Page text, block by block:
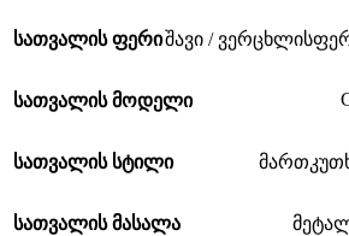
სათვალის ფერიშავი /
სათვალის მოდელი
სათვალის სტილი
სათვალის მასალა